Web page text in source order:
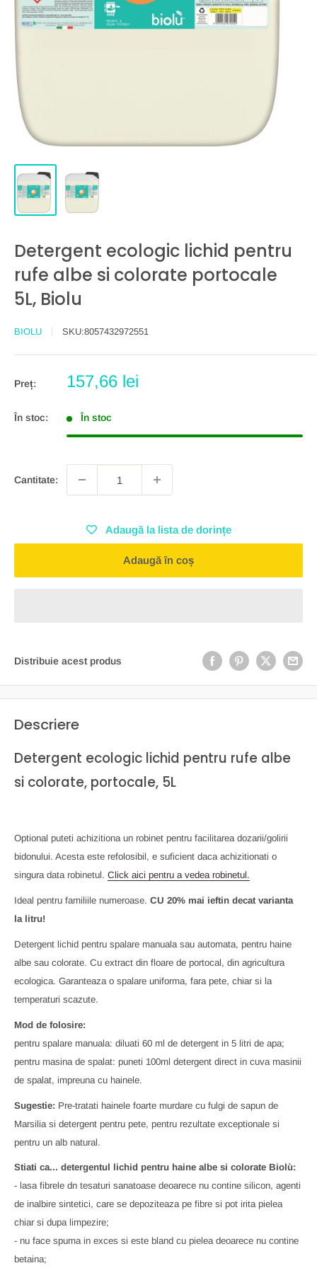
Detergent ecologic lichid pentru
rufe albe si colorate portocale
5L, Biolu
BIOLU SKU:8057432972551
Preț:
Preț
157,66 lei
În stoc: În stoc
Cantitate:
Adaugă la lista de dorințe
Adaugă în coș
Distribuie acest produs
Descriere
Detergent ecologic lichid pentru rufe albe
si colorate, portocale, 5L
Optional puteti achizitiona un robinet pentru facilitarea dozarii/golirii
bidonului. Acesta este refolosibil, e suficient daca achizitionati o
singura data robinetul. Click aici pentru a vedea robinetul.
Ideal pentru familiile numeroase. CU 20% mai ieftin decat varianta
la litru!
Detergent lichid pentru spalare manuala sau automata, pentru haine
albe sau colorate. Cu extract din floare de portocal, din agricultura
ecologica. Garanteaza o spalare uniforma, fara pete, chiar si la
temperaturi scazute.
Mod de folosire:
pentru spalare manuala: diluati 60 ml de detergent in 5 litri de apa;
pentru masina de spalat: puneti 100ml detergent direct in cuva masinii
de spalat, impreuna cu hainele.
Sugestie: Pre-tratati hainele foarte murdare cu fulgi de sapun de
Marsilia si detergent pentru pete, pentru rezultate exceptionale si
pentru un alb natural.
Stiati ca... detergentul lichid pentru haine albe si colorate Biolù:
- lasa fibrele dn tesaturi sanatoase deoarece nu contine silicon, agenti
de inalbire sintetici, care se depoziteaza pe fibre si pot irita pielea
chiar si dupa limpezire;
- nu face spuma in exces si este bland cu pielea deoarece nu contine
betaina;